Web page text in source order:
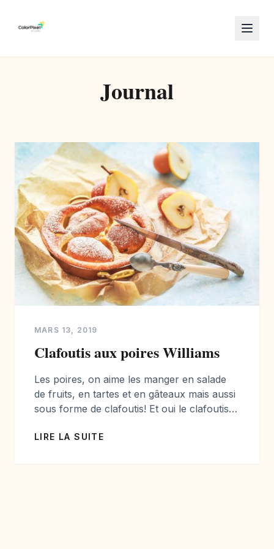
Journal
MARS 13, 2019
Clafoutis aux poires Williams
Les poires, on aime les manger en salade
de fruits, en tartes et en gâteaux mais aussi
sous forme de clafoutis! Et oui le clafoutis,
on les adore aussi… Dans cette recette
LIRE LA SUITE